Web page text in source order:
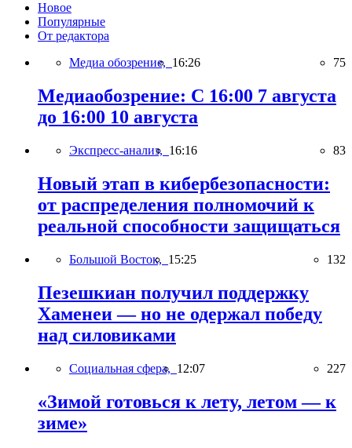
Новое
Популярные
От редактора
Медиа обозрение, 16:26 75
Медиаобозрение: С 16:00 7 августа
до 16:00 10 августа
Экспресс-анализ, 16:16 83
Новый этап в кибербезопасности:
от распределения полномочий к
реальной способности защищаться
Большой Восток, 15:25 132
Пезешкиан получил поддержку
Хаменеи — но не одержал победу
над силовиками
Социальная сфера, 12:07 227
«Зимой готовься к лету, летом — к
зиме»